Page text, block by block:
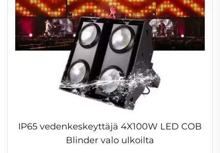
IP65 vedenkeskeyttäjä 4X100W LED COB
Blinder valo ulkoilta